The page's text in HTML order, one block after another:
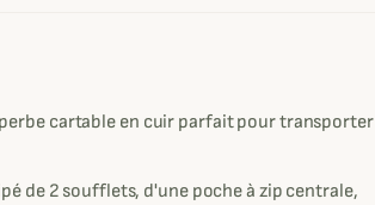
cartable en cuir parfait pour transporter
de 2 soufflets, d'une poche à zip centrale,